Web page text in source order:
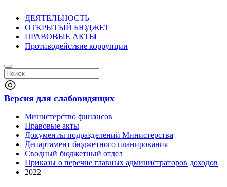
ДЕЯТЕЛЬНОСТЬ
ОТКРЫТЫЙ БЮДЖЕТ
ПРАВОВЫЕ АКТЫ
Противодействие коррупции
Версия для слабовидящих
Министерство финансов
Правовые акты
Документы подразделений Министерства
Департамент бюджетного планирования
Сводный бюджетный отдел
Приказы о перечне главных администраторов доходов
2022